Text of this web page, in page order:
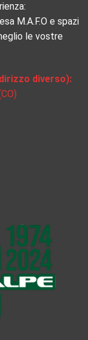
M.A.F.O e spazi
le vostre
diverso):